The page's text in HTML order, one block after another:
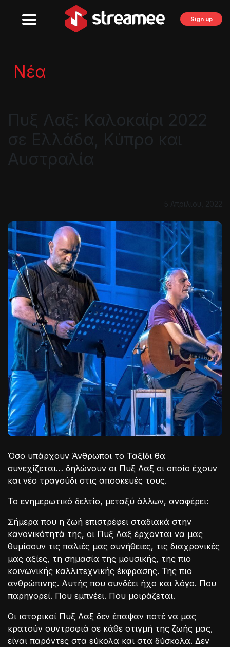
Sign up
Νέα
Πυξ Λαξ: Καλοκαίρι 2022
σε Ελλάδα, Κύπρο και
Αυστραλία
5 Απριλίου, 2022
Όσο υπάρχουν Άνθρωποι το Ταξίδι θα
συνεχίζεται… δηλώνουν οι Πυξ Λαξ οι οποίο έχουν
και νέο τραγούδι στις αποσκευές τους.
Το ενημερωτικό δελτίο, μεταξύ άλλων, αναφέρει:
Σήμερα που η ζωή επιστρέφει σταδιακά στην
κανονικότητά της, οι Πυξ Λαξ έρχονται να μας
θυμίσουν τις παλιές μας συνήθειες, τις διαχρονικές
μας αξίες, τη σημασία της μουσικής, της πιο
κοινωνικής καλλιτεχνικής έκφρασης. Της πιο
ανθρώπινης. Αυτής που συνδέει ήχο και λόγο. Που
παρηγορεί. Που εμπνέει. Που μοιράζεται.
Οι ιστορικοί Πυξ Λαξ δεν έπαψαν ποτέ να μας
κρατούν συντροφιά σε κάθε στιγμή της ζωής μας,
είναι παρόντες στα εύκολα και στα δύσκολα. Δεν